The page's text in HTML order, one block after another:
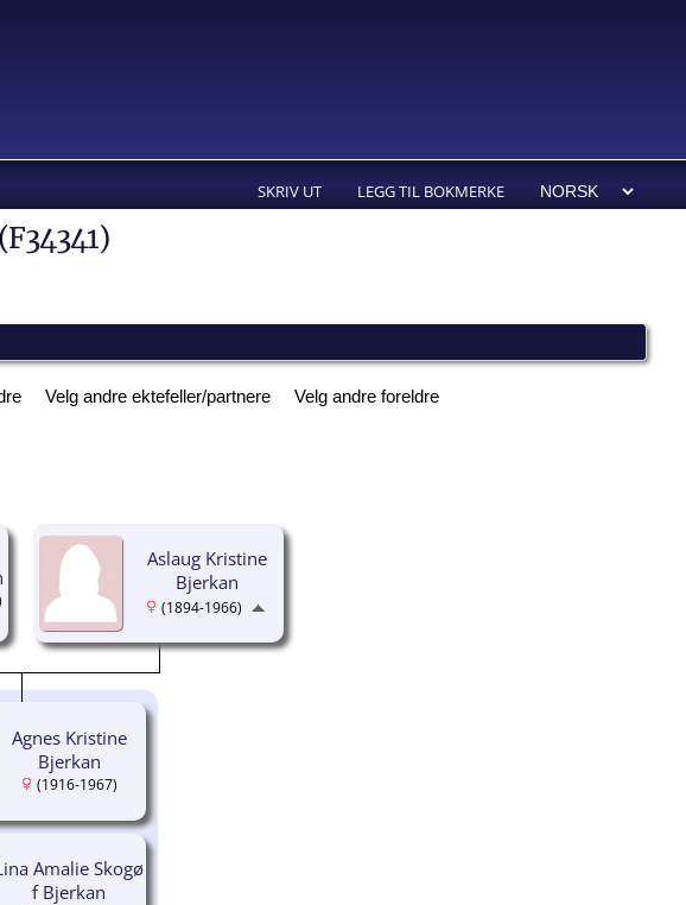
SKRIV UT LEGG TIL BOKMERKE
Velg andre ektefeller/partnere Velg andre foreldre
Aslaug Kristine
Bjerkan
(1894-1966)
Agnes Kristine
Bjerkan
(1916-1967)
Amalie Skogø
f Bjerkan